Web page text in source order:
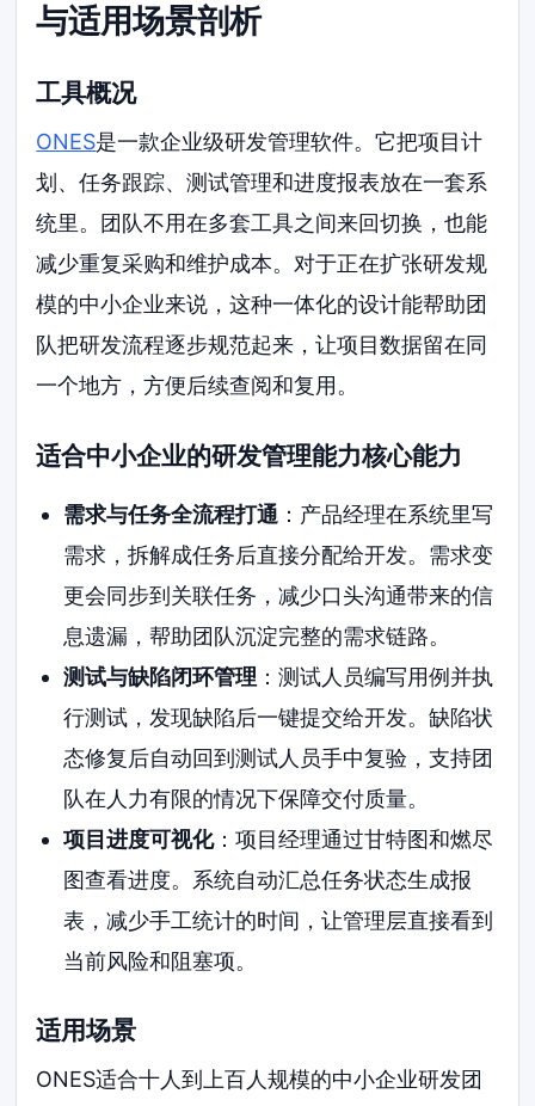
与适用场景剖析
工具概况
ONES是一款企业级研发管理软件。它把项目计
划、任务跟踪、测试管理和进度报表放在一套系
统里。团队不用在多套工具之间来回切换，也能
减少重复采购和维护成本。对于正在扩张研发规
模的中小企业来说，这种一体化的设计能帮助团
队把研发流程逐步规范起来，让项目数据留在同
一个地方，方便后续查阅和复用。
适合中小企业的研发管理能力核心能力
需求与任务全流程打通 ：产品经理在系统里写
需求，拆解成任务后直接分配给开发。需求变
更会同步到关联任务，减少口头沟通带来的信
息遗漏，帮助团队沉淀完整的需求链路。
测试与缺陷闭环管理 ：测试人员编写用例并执
行测试，发现缺陷后一键提交给开发。缺陷状
态修复后自动回到测试人员手中复验，支持团
队在人力有限的情况下保障交付质量。
项目进度可视化：项目经理通过甘特图和燃尽
图查看进度。系统自动汇总任务状态生成报
表，减少手工统计的时间，让管理层直接看到
当前风险和阻塞项。
适用场景
ONES适合十人到上百人规模的中小企业研发团